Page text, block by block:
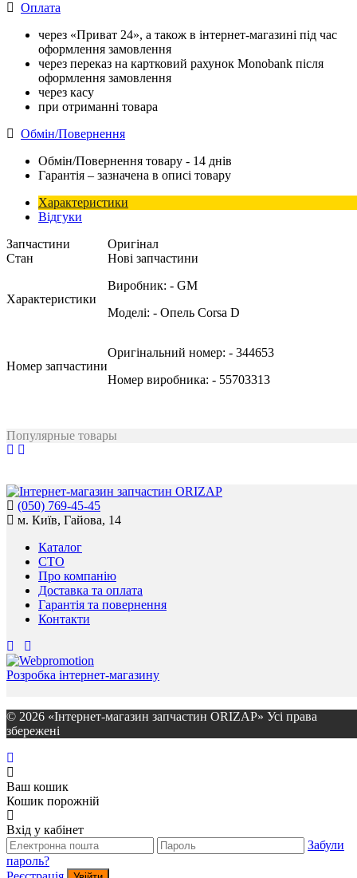
Оплата
через «Приват 24», а також в інтернет-магазині під час
оформлення замовлення
через переказ на картковий рахунок Monobank після
оформлення замовлення
через касу
при отриманні товара
Обмін/Повернення
Обмін/Повернення товару - 14 днів
Гарантія – зазначена в описі товару
Характеристики
Відгуки
Запчастини
Оригінал
Стан
Нові запчастини
Характеристики
Виробник: - GM
Моделі: - Опель Corsa D
Номер запчастини
Оригінальний номер: - 344653
Номер виробника: - 55703313
Популярные товары
(050) 769-45-45
м. Київ, Гайова, 14
Каталог
СТО
Про компанію
Доставка та оплата
Гарантія та повернення
Контакти
Розробка інтернет-магазину
© 2026 «Інтернет-магазин запчастин ORIZAP» Усі права
збережені
Ваш кошик
Кошик порожній
Вхід у кабінет
Забули
пароль?